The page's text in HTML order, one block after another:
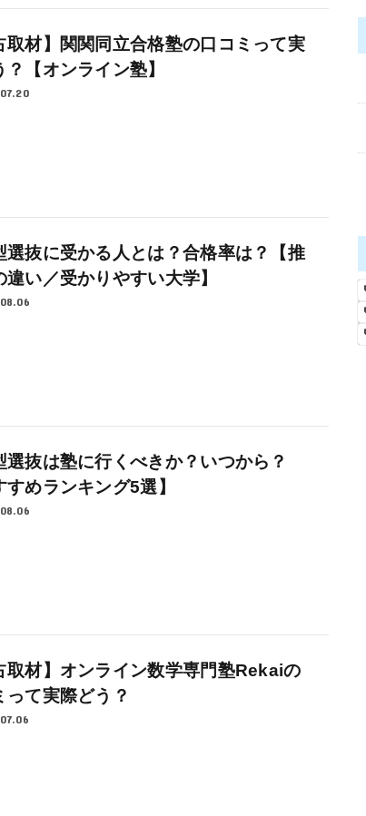
取材】関関同立合格塾の口コミって実
？【オンライン塾】
選抜に受かる人とは？合格率は？【推
違い／受かりやすい大学】
選抜は塾に行くべきか？いつから？
すめランキング5選】
取材】オンライン数学専門塾Rekaiの
って実際どう？